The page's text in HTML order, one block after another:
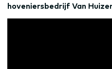
hoveniersbedrijf Van